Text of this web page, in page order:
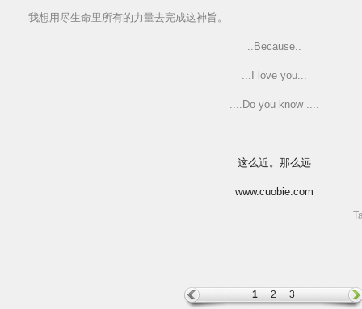
我想用尽生命里所有的力量去完成这神旨。
..Because..
...I love you...
....Do you know ....
这么近。那么远
www.cuobie.com
1 2 3